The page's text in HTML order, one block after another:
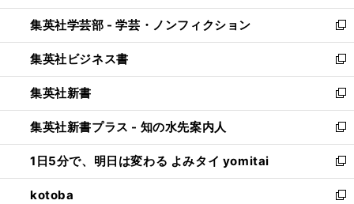
開
く
ウ
で
開
く
ン
ド
ウ
で
開
く
ウ
ィ
ン
ド
ウ
で
開
く
集英社学芸部 - 学芸・ノンフィクション
新
し
い
ウ
ィ
ン
ド
ウ
で
開
く
集英社ビジネス書
新
し
い
ウ
ィ
ン
ド
ウ
で
集英社新書
新
し
い
ウ
ィ
ン
ド
集英社新書プラス - 知の水先案内人
新
し
い
ウ
ィ
1日5分で、明日は変わる よみタイ yomitai
新
し
い
kotoba
新